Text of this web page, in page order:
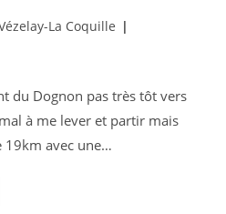
La Coquille
du Dognon pas très tôt vers
à me lever et partir mais
19km avec une…